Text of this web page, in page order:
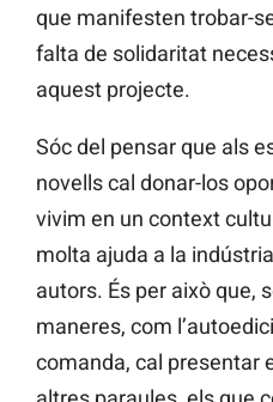
que manifesten trobar-
falta de solidaritat
aquest projecte.
Sóc del pensar que als
novells cal donar-los
vivim en un context
molta ajuda a la
autors. És per això que,
maneres, com
comanda, cal presentar